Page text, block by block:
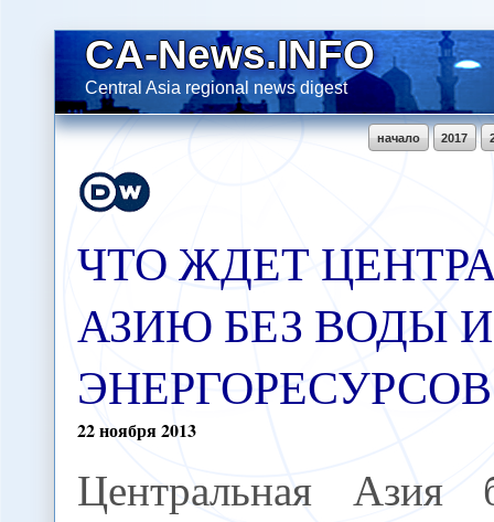
CA-News.INFO
Central Asia regional news digest
2017
начало
ЧТО ЖДЕТ
АЗИЮ БЕЗ ВОДЫ И
22ноября2013
Центральная Азия